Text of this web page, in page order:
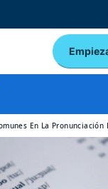
En La Pronunciación